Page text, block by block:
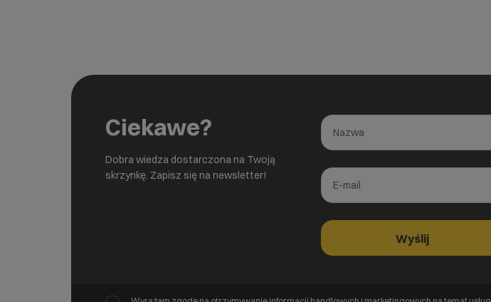
Ciekawe?
Dobra wiedza dostarczona na Twoją
skrzynkę. Zapisz się na newsletter!